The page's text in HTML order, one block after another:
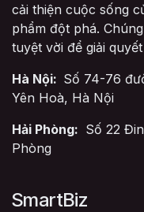
cải thiện cuộc sống
phẩm đột phá.
tuyệt vời để giải
Hà Nội: Số 74-76
Yên Hoà, Hà Nội
Hải Phòng: Số 22
Phòng
SmartBiz